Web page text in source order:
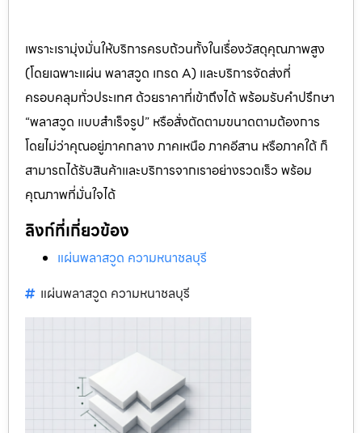
เพราะเรามุ่งมั่นให้บริการครบถ้วนทั้งในเรื่องวัสดุคุณภาพสูง
(โดยเฉพาะแผ่น พลาสวูด เกรด A) และบริการจัดส่งที่
ครอบคลุมทั่วประเทศ ด้วยราคาที่เข้าถึงได้ พร้อมรับคำปรึกษา
“พลาสวูด แบบสำเร็จรูป” หรือสั่งตัดตามขนาดตามต้องการ
โดยไม่ว่าคุณอยู่ภาคกลาง ภาคเหนือ ภาคอีสาน หรือภาคใต้ ก็
สามารถได้รับสินค้าและบริการจากเราอย่างรวดเร็ว พร้อม
คุณภาพที่มั่นใจได้
ลิงก์ที่เกี่ยวข้อง
แผ่นพลาสวูด ความหนาชลบุรี
แผ่นพลาสวูด ความหนาชลบุรี